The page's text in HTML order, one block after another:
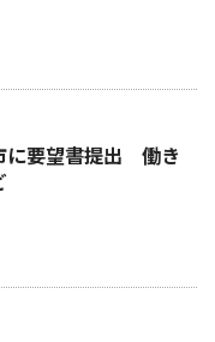
要望書提出 働き